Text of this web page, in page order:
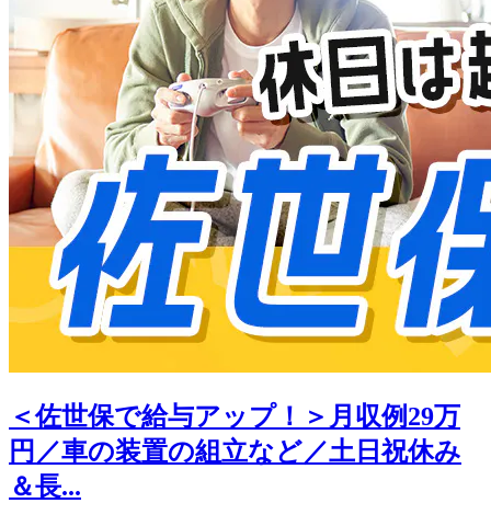
＜佐世保で給与アップ！＞月収例29万
円／車の装置の組立など／土日祝休み
＆長...